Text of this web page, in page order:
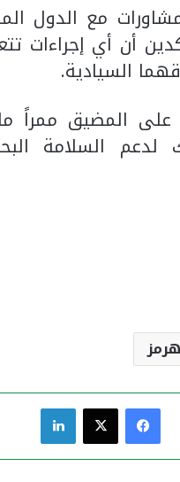
مع الدول
أن أي
السيادية.
على المضيق ممراً
لدعم السلامة
فيسبوك